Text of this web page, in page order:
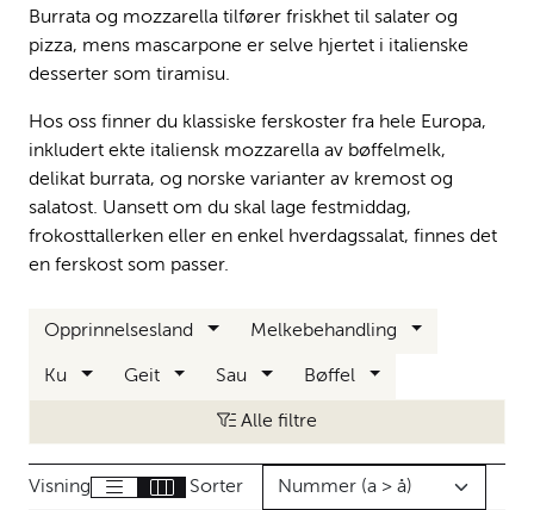
Burrata og mozzarella tilfører friskhet til salater og
pizza, mens mascarpone er selve hjertet i italienske
desserter som tiramisu.
Hos oss finner du klassiske ferskoster fra hele Europa,
inkludert ekte italiensk mozzarella av bøffelmelk,
delikat burrata, og norske varianter av kremost og
salatost. Uansett om du skal lage festmiddag,
frokosttallerken eller en enkel hverdagssalat, finnes det
en ferskost som passer.
Opprinnelsesland Melkebehandling
Ku Geit Sau Bøffel
Alle filtre
Visning Sorter